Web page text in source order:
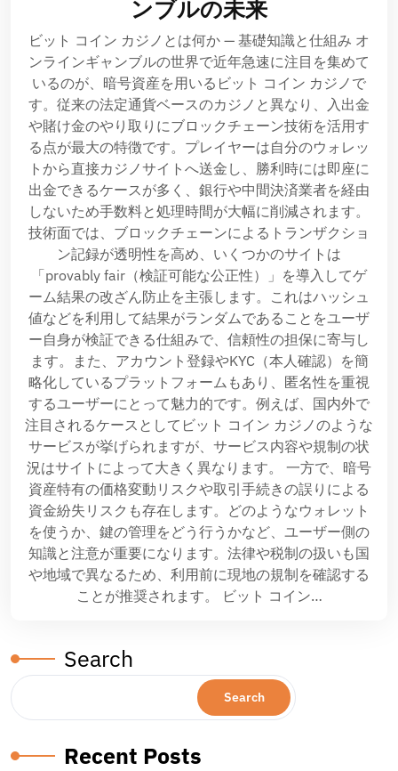
ンブルの未来
ビット コイン カジノとは何か — 基礎知識と仕組み オ
ンラインギャンブルの世界で近年急速に注目を集めて
いるのが、暗号資産を用いるビット コイン カジノで
す。従来の法定通貨ベースのカジノと異なり、入出金
や賭け金のやり取りにブロックチェーン技術を活用す
る点が最大の特徴です。プレイヤーは自分のウォレッ
トから直接カジノサイトへ送金し、勝利時には即座に
出金できるケースが多く、銀行や中間決済業者を経由
しないため手数料と処理時間が大幅に削減されます。
技術面では、ブロックチェーンによるトランザクショ
ン記録が透明性を高め、いくつかのサイトは
「provably fair（検証可能な公正性）」を導入してゲ
ーム結果の改ざん防止を主張します。これはハッシュ
値などを利用して結果がランダムであることをユーザ
ー自身が検証できる仕組みで、信頼性の担保に寄与し
ます。また、アカウント登録やKYC（本人確認）を簡
略化しているプラットフォームもあり、匿名性を重視
するユーザーにとって魅力的です。例えば、国内外で
注目されるケースとしてビット コイン カジノのような
サービスが挙げられますが、サービス内容や規制の状
況はサイトによって大きく異なります。 一方で、暗号
資産特有の価格変動リスクや取引手続きの誤りによる
資金紛失リスクも存在します。どのようなウォレット
を使うか、鍵の管理をどう行うかなど、ユーザー側の
知識と注意が重要になります。法律や税制の扱いも国
や地域で異なるため、利用前に現地の規制を確認する
ことが推奨されます。 ビット コイン…
Search
Search
Recent Posts